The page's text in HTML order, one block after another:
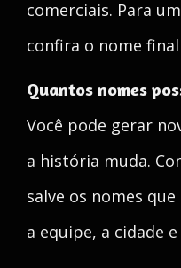
comerciais. Para
confira o nome
Quantos nomes
Você pode gerar
a história muda.
salve os nomes
a equipe, a cidade